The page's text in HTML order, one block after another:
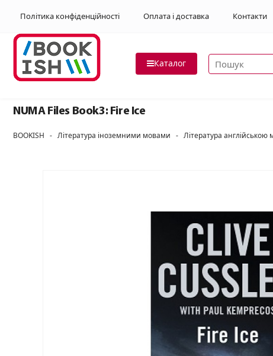
Політика конфіденційності Оплата і доставка Контакти
Каталог Пошук товарів
NUMA Files Book3: Fire Ice
BOOKISH - Література іноземними мовами - Література англійською